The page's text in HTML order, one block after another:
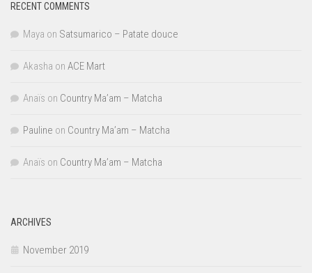
RECENT COMMENTS
Maya on Satsumarico – Patate douce
Akasha on ACE Mart
Anaïs on Country Ma’am – Matcha
Pauline on Country Ma’am – Matcha
Anaïs on Country Ma’am – Matcha
ARCHIVES
November 2019